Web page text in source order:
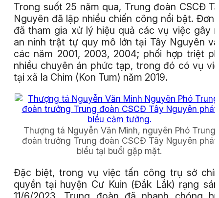
Trong suốt 25 năm qua, Trung đoàn CSCĐ
Nguyên đã lập nhiều chiến công nổi bật. Đơn
đã tham gia xử lý hiệu quả các vụ việc gây
an ninh trật tự quy mô lớn tại Tây Nguyên
các năm 2001, 2003, 2004; phối hợp triệt
nhiều chuyên án phức tạp, trong đó có vụ
tại xã Ia Chim (Kon Tum) năm 2019.
Thượng tá Nguyễn Văn Minh, nguyên Phó Trung
đoàn trưởng Trung đoàn CSCĐ Tây Nguyên phát
biểu tại buổi gặp mặt.
Đặc biệt, trong vụ việc tấn công trụ sở
quyền tại huyện Cư Kuin (Đắk Lắk) rạng